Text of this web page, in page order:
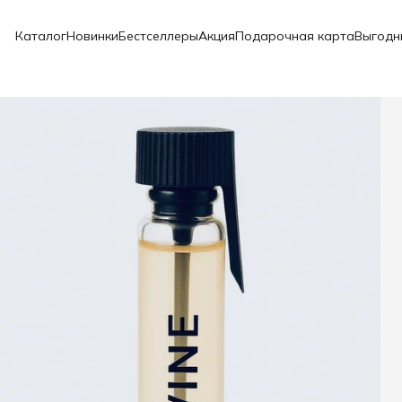
КаталогНовинкиБестселлерыАкцияПодарочная карта